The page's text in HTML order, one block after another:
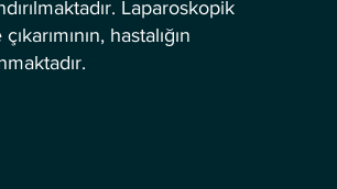
Laparoskopik
hastalığın